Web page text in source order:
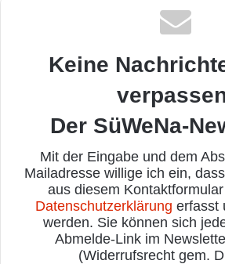
Keine
Der SüWeNa-
Mit der Eingabe und dem
Mailadresse willige ich ein,
aus diesem
Datenschutzerklärung erfasst
werden. Sie können sich
Abmelde-Link im
(Widerrufsrecht gem.